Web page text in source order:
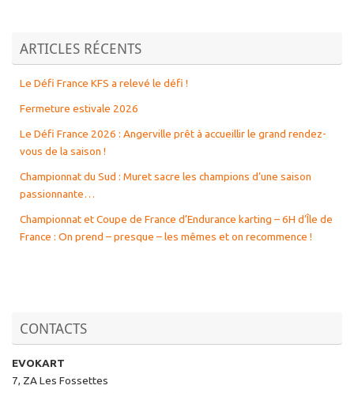
ARTICLES RÉCENTS
Le Défi France KFS a relevé le défi !
Fermeture estivale 2026
Le Défi France 2026 : Angerville prêt à accueillir le grand rendez-
vous de la saison !
Championnat du Sud : Muret sacre les champions d’une saison
passionnante…
Championnat et Coupe de France d’Endurance karting – 6H d’Île de
France : On prend – presque – les mêmes et on recommence !
CONTACTS
EVOKART
7, ZA Les Fossettes